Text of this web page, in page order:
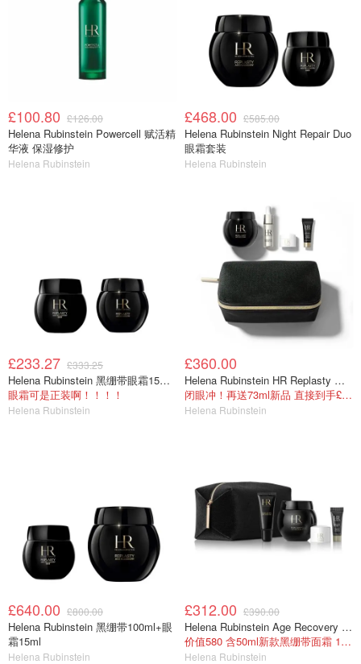
£100.80 £126.00
Helena Rubinstein Powercell 赋活精
华液 保湿修护
Helena Rubinstein
£468.00 £585.00
Helena Rubinstein Night Repair Duo
眼霜套装
Helena Rubinstein
£233.27 £333.25
Helena Rubinstein 黑绷带眼霜15ml+黑绷带面霜15ml
眼霜可是正装啊！！！！
Helena Rubinstein
£360.00
Helena Rubinstein HR Replasty 修护套装
闭眼冲！再送73ml新品 直接到手£1138！！
Helena Rubinstein
£640.00 £800.00
Helena Rubinstein 黑绷带100ml+眼
霜15ml
Helena Rubinstein
£312.00 £390.00
Helena Rubinstein Age Recovery Icons 50PX面霜套装
价值580 含50ml新款黑绷带面霜 1件回本！
Helena Rubinstein